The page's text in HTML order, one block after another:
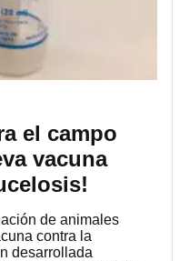
el campo
vacuna
de animales
contra la
desarrollada